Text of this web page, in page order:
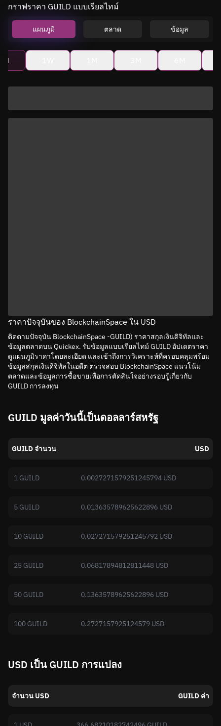
กราฟราคา GUILD แบบเรียลไทม์
แผนภูมิ ตลาด ข้อมูล
ราคาปัจจุบันของ BlockchainSpace ใน USD
ติดตามปัจจุบัน BlockchainSpace -GUILD) ราคาสกุลเงินดิจิทัลและ
ข้อมูลตลาดบน Quickex. รับข้อมูลแบบเรียลไทม์ GUILD อัปเดตราคา
ดูแผนภูมิราคาโดยละเอียด และเข้าถึงการวิเคราะห์ที่ครอบคลุมพร้อม
ข้อมูลสกุลเงินดิจิทัลในอดีต ตรวจสอบ BlockchainSpace แนวโน้ม
ตลาดและข้อมูลการซื้อขายเพื่อการตัดสินใจอย่างรอบรู้เกี่ยวกับ
GUILD การลงทุน
GUILD มูลค่าวันนี้เป็นดอลลาร์สหรัฐ
GUILD จำนวน USD
1 GUILD 0.0027271579251245794 USD
5 GUILD 0.013635789625622896 USD
10 GUILD 0.027271579251245792 USD
25 GUILD 0.06817894812811448 USD
50 GUILD 0.13635789625622896 USD
100 GUILD 0.2727157925124579 USD
USD เป็น GUILD การแปลง
จำนวน USD GUILD ค่า